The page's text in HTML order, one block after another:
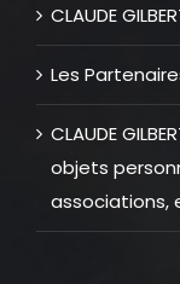
CLAUDE
Les
CLAUDE
objets
associations,